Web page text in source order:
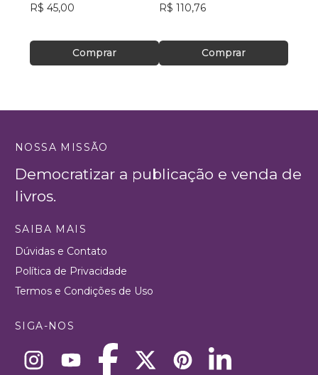
R$ 45,00
Comprar
R$ 110,76
Comprar
NOSSA MISSÃO
Democratizar a publicação e venda de
livros.
SAIBA MAIS
Dúvidas e Contato
Política de Privacidade
Termos e Condições de Uso
SIGA-NOS